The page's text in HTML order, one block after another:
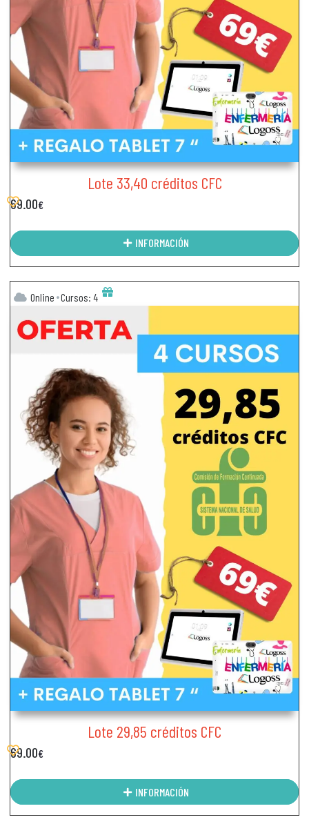
Lote 33,40 créditos CFC
69.00€
INFORMACIÓN
Online Cursos: 4
Lote 29,85 créditos CFC
69.00€
INFORMACIÓN